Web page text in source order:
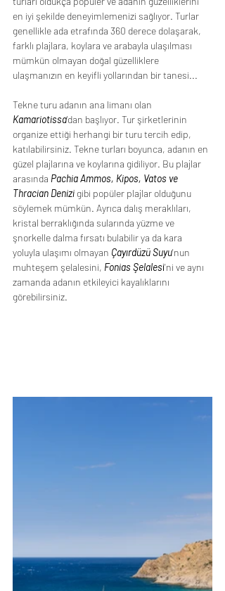
en iyi şekilde deneyimlemenizi sağlıyor. Turlar
genellikle ada etrafında 360 derece dolaşarak,
farklı plajlara, koylara ve arabayla ulaşılması
mümkün olmayan doğal güzelliklere
ulaşmanızın en keyifli yollarından bir tanesi...
Tekne turu adanın ana limanı olan
Kamariotissa'dan başlıyor. Tur şirketlerinin
organize ettiği herhangi bir turu tercih edip,
katılabilirsiniz. Tekne turları boyunca, adanın en
güzel plajlarına ve koylarına gidiliyor. Bu plajlar
arasında Pachia Ammos, Kipos, Vatos ve
Thracian Denizi gibi popüler plajlar olduğunu
söylemek mümkün. Ayrıca dalış meraklıları,
kristal berraklığında sularında yüzme ve
şnorkelle dalma fırsatı bulabilir ya da kara
yoluyla ulaşımı olmayan Çayırdüzü Suyu'nun
muhteşem şelalesini, Fonias Şelalesi'ni ve aynı
zamanda adanın etkileyici kayalıklarını
görebilirsiniz.